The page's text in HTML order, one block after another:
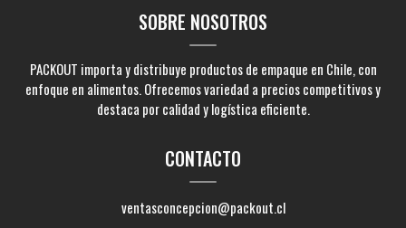
SOBRE NOSOTROS
PACKOUT importa y distribuye productos de empaque en Chile, con
enfoque en alimentos. Ofrecemos variedad a precios competitivos y
destaca por calidad y logística eficiente.
CONTACTO
ventasconcepcion@packout.cl